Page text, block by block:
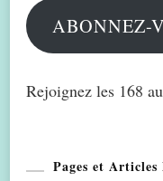
ABONNEZ-
Rejoignez les 168
Pages et Articles